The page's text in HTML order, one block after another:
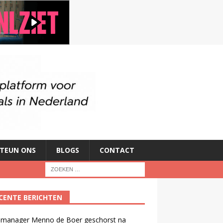
ONS BLOGS CONTACT
BERICHTEN
Menno de Boer geschorst na